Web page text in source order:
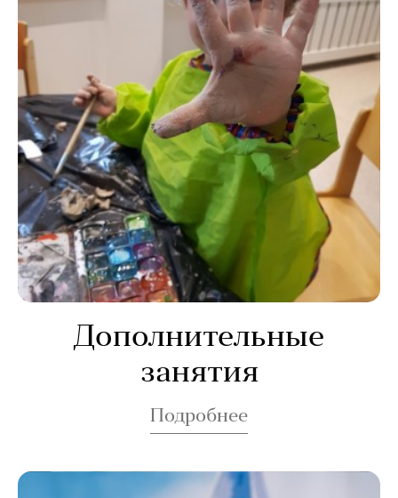
Дополнительные
занятия
Подробнее